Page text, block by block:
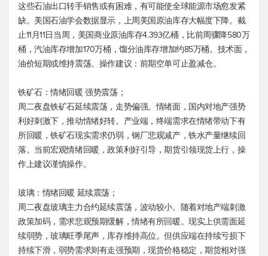
这些石油出口转手销售或有困难，有可能使全球能源市场愈发紧
缺。美国石油学会数据显示，上周美国原油库存大幅度下降。截
止11月11日当周，美国商业原油库存4.393亿桶，比前周骤降580万
桶，汽油库存增加170万桶，馏分油库存增加约85万桶。技术面，
油价短期或维持震荡。操作建议：前期空单可止盈减仓。
铁矿石：情绪回暖 强势震荡；
周二夜盘铁矿石延续震荡，走势偏强。情绪面，国内对地产强势
利好刺激下，推动情绪好转。产业端，终端需求在情绪带动下有
所回暖，铁矿石现实需求仍弱，钢厂悲观减产，铁水产量继续回
落。当前宏观情绪回暖，政策利好引导，期货引领现货上行，操
作上建议谨慎操作。
玻璃：情绪回暖 延续震荡；
周二夜盘玻璃主力合约延续震荡，波动较小。随着对地产端刺激
政策加码，需求悲观预期缓解，情绪有所回暖。现实上供需面延
续弱势，玻璃旺季尾声，库存维持高位。但供应端在持续亏损下
持续下滑，弱势需求则有走强预期，现货价格稳定，期货相对强